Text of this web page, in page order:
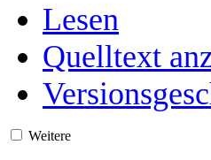
Lesen
Quelltext
Weitere